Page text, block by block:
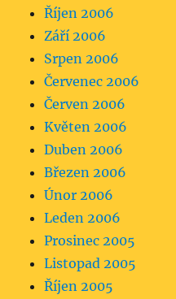
Říjen 2006
Září 2006
Srpen 2006
Červenec 2006
Červen 2006
Květen 2006
Duben 2006
Březen 2006
Únor 2006
Leden 2006
Prosinec 2005
Listopad 2005
Říjen 2005